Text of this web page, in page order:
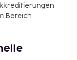
Bereich